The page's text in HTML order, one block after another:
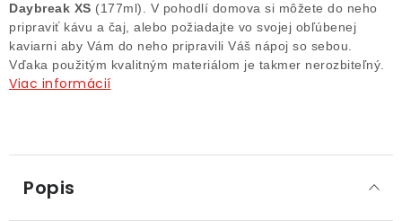
Daybreak XS (177ml). V pohodlí domova si môžete do neho
pripraviť kávu a čaj, alebo požiadajte vo svojej obľúbenej
kaviarni aby Vám do neho pripravili Váš nápoj so sebou.
Vďaka použitým kvalitným materiálom je takmer nerozbiteľný.
Viac informácií
Popis